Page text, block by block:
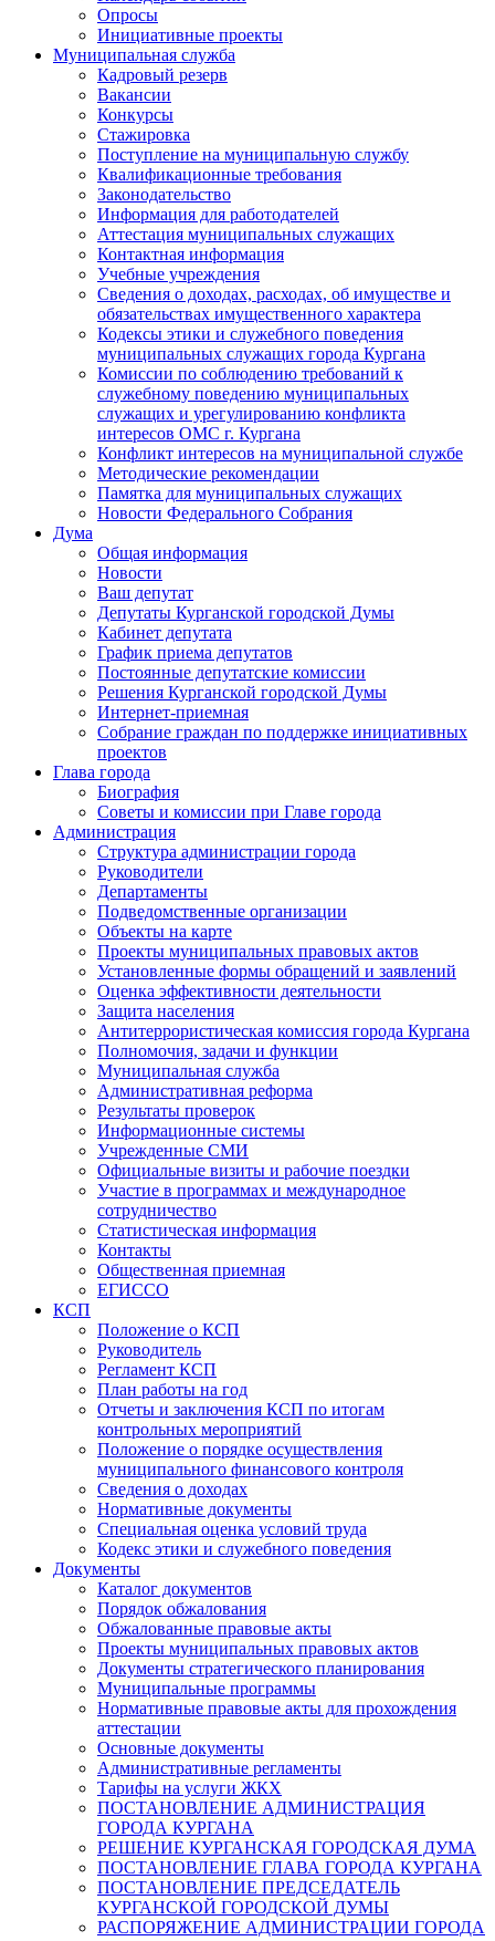
Опросы
Инициативные проекты
Муниципальная служба
Кадровый резерв
Вакансии
Конкурсы
Стажировка
Поступление на муниципальную службу
Квалификационные требования
Законодательство
Информация для работодателей
Аттестация муниципальных служащих
Контактная информация
Учебные учреждения
Сведения о доходах, расходах, об имуществе и
обязательствах имущественного характера
Кодексы этики и служебного поведения
муниципальных служащих города Кургана
Комиссии по соблюдению требований к
служебному поведению муниципальных
служащих и урегулированию конфликта
интересов ОМС г. Кургана
Конфликт интересов на муниципальной службе
Методические рекомендации
Памятка для муниципальных служащих
Новости Федерального Cобрания
Дума
Общая информация
Новости
Ваш депутат
Депутаты Курганской городской Думы
Кабинет депутата
График приема депутатов
Постоянные депутатские комиссии
Решения Курганской городской Думы
Интернет-приемная
Собрание граждан по поддержке инициативных
проектов
Глава города
Биография
Советы и комиссии при Главе города
Администрация
Структура администрации города
Руководители
Департаменты
Подведомственные организации
Объекты на карте
Проекты муниципальных правовых актов
Установленные формы обращений и заявлений
Оценка эффективности деятельности
Защита населения
Антитеррористическая комиссия города Кургана
Полномочия, задачи и функции
Муниципальная служба
Административная реформа
Результаты проверок
Информационные системы
Учрежденные СМИ
Официальные визиты и рабочие поездки
Участие в программах и международное
сотрудничество
Статистическая информация
Контакты
Общественная приемная
ЕГИССО
КСП
Положение о КСП
Руководитель
Регламент КСП
План работы на год
Отчеты и заключения КСП по итогам
контрольных мероприятий
Положение о порядке осуществления
муниципального финансового контроля
Сведения о доходах
Нормативные документы
Специальная оценка условий труда
Кодекс этики и служебного поведения
Документы
Каталог документов
Порядок обжалования
Обжалованные правовые акты
Проекты муниципальных правовых актов
Документы стратегического планирования
Муниципальные программы
Нормативные правовые акты для прохождения
аттестации
Основные документы
Административные регламенты
Тарифы на услуги ЖКХ
ПОСТАНОВЛЕНИЕ АДМИНИСТРАЦИЯ
ГОРОДА КУРГАНА
РЕШЕНИЕ КУРГАНСКАЯ ГОРОДСКАЯ ДУМА
ПОСТАНОВЛЕНИЕ ГЛАВА ГОРОДА КУРГАНА
ПОСТАНОВЛЕНИЕ ПРЕДСЕДАТЕЛЬ
КУРГАНСКОЙ ГОРОДСКОЙ ДУМЫ
РАСПОРЯЖЕНИЕ АДМИНИСТРАЦИИ ГОРОДА